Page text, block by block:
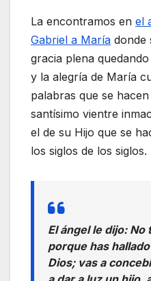
La encontramos en el
Gabriel a María donde
gracia plena
y la alegría de María
palabras que se
santísimo vientre
el de su Hijo que se
los siglos de los siglos.
El ángel le dijo: No
porque has
Dios; vas a